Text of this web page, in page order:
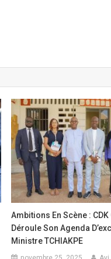
Ambitions En Scène : CDK
Déroule Son Agenda
Ministre TCHIAKPE